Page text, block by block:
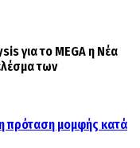
για το MEGA η Νέα
των